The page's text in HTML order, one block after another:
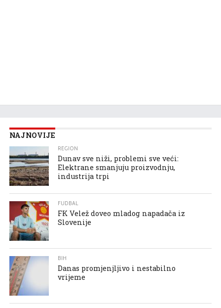
NAJNOVIJE
REGION
Dunav sve niži, problemi sve veći:
Elektrane smanjuju proizvodnju,
industrija trpi
FUDBAL
FK Velež doveo mladog napadača iz
Slovenije
BIH
Danas promjenjljivo i nestabilno
vrijeme